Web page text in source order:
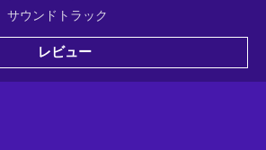
サウンドトラック
レビュー